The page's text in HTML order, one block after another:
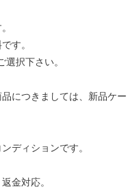
す。
択下さい。
につきましては、新品ケー
ディションです。
金対応。